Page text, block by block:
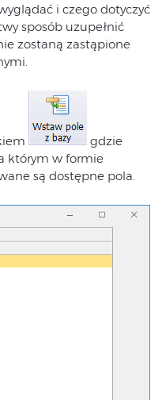
i czego dotyczyć
sposób uzupełnić
zostaną zastąpione
gdzie
którym w formie
są dostępne pola.